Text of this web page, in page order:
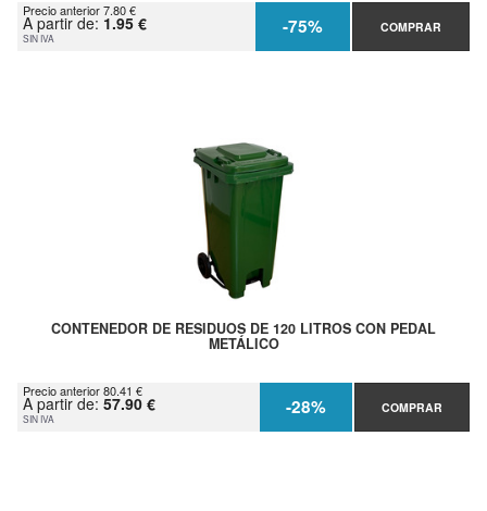
Precio anterior 7.80 €
A partir de: 1.95 €
SIN IVA -75% COMPRAR
CONTENEDOR DE RESIDUOS DE 120 LITROS CON PEDAL
METÁLICO
Precio anterior 80.41 €
A partir de: 57.90 €
SIN IVA -28% COMPRAR